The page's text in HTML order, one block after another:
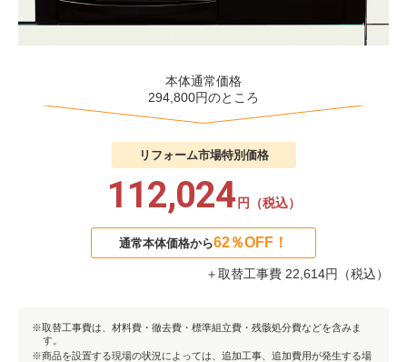
本体通常価格
294,800円のところ
リフォーム市場特別価格
112,024 円（税込）
通常本体価格から62％OFF！
＋取替工事費 22,614円（税込）
取替工事費は、材料費・徹去費・標準組立費・残骸処分費などを含みま
す。
商品を設置する現場の状況によっては、追加工事、追加費用が発生する場